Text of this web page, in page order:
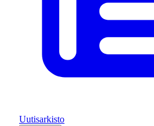
Uutisarkisto